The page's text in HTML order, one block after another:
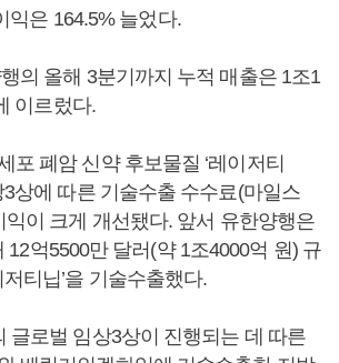
익은 164.5% 늘었다.
의 올해 3분기까지 누적 매출은 1조1
이르렀다.
포 폐암 신약 후보물질 ‘레이저티
3상에 따른 기술수출 수수료(마일스
익이 크게 개선됐다. 앞서 유한양행은
12억5500만 달러(약 1조4000억 원) 규
티닙’을 기술수출했다.
글로벌 임상3상이 진행되는 데 따른